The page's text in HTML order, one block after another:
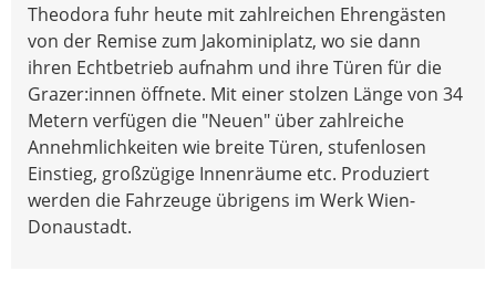
Theodora fuhr heute mit zahlreichen Ehrengästen
von der Remise zum Jakominiplatz, wo sie dann
ihren Echtbetrieb aufnahm und ihre Türen für die
Grazer:innen öffnete. Mit einer stolzen Länge von 34
Metern verfügen die "Neuen" über zahlreiche
Annehmlichkeiten wie breite Türen, stufenlosen
Einstieg, großzügige Innenräume etc. Produziert
werden die Fahrzeuge übrigens im Werk Wien-
Donaustadt.